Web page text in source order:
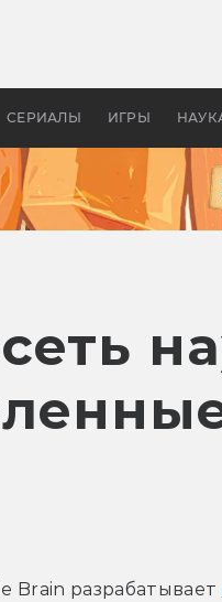
СЕРИАЛЫ ИГРЫ
Brain разрабатывает